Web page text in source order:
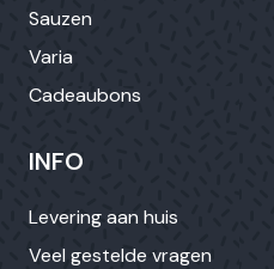
Sauzen
Varia
Cadeaubons
INFO
Levering aan huis
Veel gestelde vragen